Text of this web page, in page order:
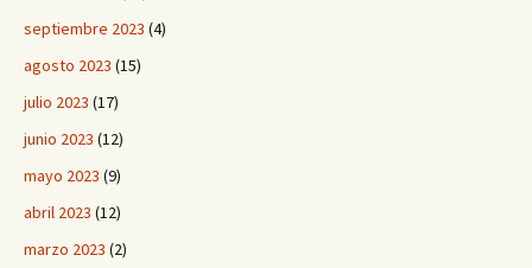
septiembre 2023 (4)
agosto 2023 (15)
julio 2023 (17)
junio 2023 (12)
mayo 2023 (9)
abril 2023 (12)
marzo 2023 (2)